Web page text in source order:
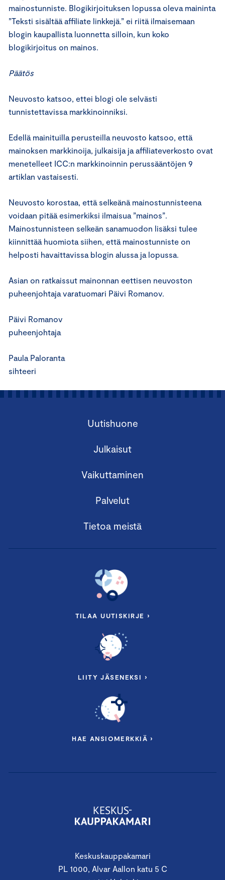
mainostunniste. Blogikirjoituksen lopussa oleva maininta
”Teksti sisältää affiliate linkkejä.” ei riitä ilmaisemaan
blogin kaupallista luonnetta silloin, kun koko
blogikirjoitus on mainos.
Päätös
Neuvosto katsoo, ettei blogi ole selvästi
tunnistettavissa markkinoinniksi.
Edellä mainituilla perusteilla neuvosto katsoo, että
mainoksen markkinoija, julkaisija ja affiliateverkosto ovat
menetelleet ICC:n markkinoinnin perussääntöjen 9
artiklan vastaisesti.
Neuvosto korostaa, että selkeänä mainostunnisteena
voidaan pitää esimerkiksi ilmaisua ”mainos”.
Mainostunnisteen selkeän sanamuodon lisäksi tulee
kiinnittää huomiota siihen, että mainostunniste on
helposti havaittavissa blogin alussa ja lopussa.
Asian on ratkaissut mainonnan eettisen neuvoston
puheenjohtaja varatuomari Päivi Romanov.
Päivi Romanov
puheenjohtaja
Paula Paloranta
sihteeri
Keskuskauppakamari
PL 1000, Alvar Aallon katu 5 C
Uutishuone
Julkaisut
Vaikuttaminen
Palvelut
Tietoa meistä
TILAA UUTISKIRJE ›
LIITY JÄSENEKSI ›
HAE ANSIOMERKKIÄ ›